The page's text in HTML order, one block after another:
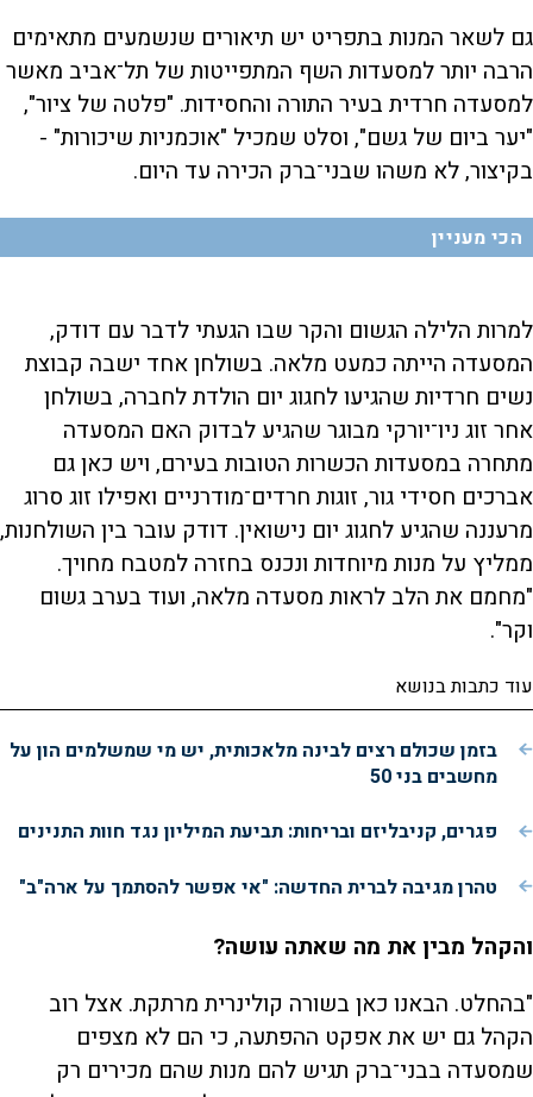
גם לשאר המנות בתפריט יש תיאורים שנשמעים מתאימים
הרבה יותר למסעדות השף המתפייטות של תל־אביב מאשר
למסעדה חרדית בעיר התורה והחסידות. "פלטה של ציור",
"יער ביום של גשם", וסלט שמכיל "אוכמניות שיכורות" -
בקיצור, לא משהו שבני־ברק הכירה עד היום.
הכי מעניין
למרות הלילה הגשום והקר שבו הגעתי לדבר עם דודק,
המסעדה הייתה כמעט מלאה. בשולחן אחד ישבה קבוצת
נשים חרדיות שהגיעו לחגוג יום הולדת לחברה, בשולחן
אחר זוג ניו־יורקי מבוגר שהגיע לבדוק האם המסעדה
מתחרה במסעדות הכשרות הטובות בעירם, ויש כאן גם
אברכים חסידי גור, זוגות חרדים־מודרניים ואפילו זוג סרוג
מרעננה שהגיע לחגוג יום נישואין. דודק עובר בין השולחנות,
ממליץ על מנות מיוחדות ונכנס בחזרה למטבח מחויך.
"מחמם את הלב לראות מסעדה מלאה, ועוד בערב גשום
וקר".
עוד כתבות בנושא
בזמן שכולם רצים לבינה מלאכותית, יש מי שמשלמים הון על
מחשבים בני 50
פגרים, קניבליזם ובריחות: תביעת המיליון נגד חוות התנינים
טהרן מגיבה לברית החדשה: "אי אפשר להסתמך על ארה"ב"
והקהל מבין את מה שאתה עושה?
"בהחלט. הבאנו כאן בשורה קולינרית מרתקת. אצל רוב
הקהל גם יש את אפקט ההפתעה, כי הם לא מצפים
שמסעדה בבני־ברק תגיש להם מנות שהם מכירים רק